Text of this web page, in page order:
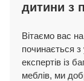
дитини з
Вітаємо вас
починається
експертів із
меблів, ми